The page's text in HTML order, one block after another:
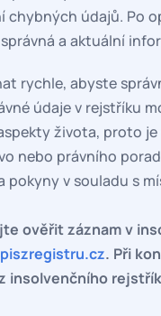
chybných údajů. Po
a aktuální
rychle, abyste
údaje v rejstříku
života, proto
nebo právního
pokyny v souladu s
ověřit záznam v
. Při
insolvenčního